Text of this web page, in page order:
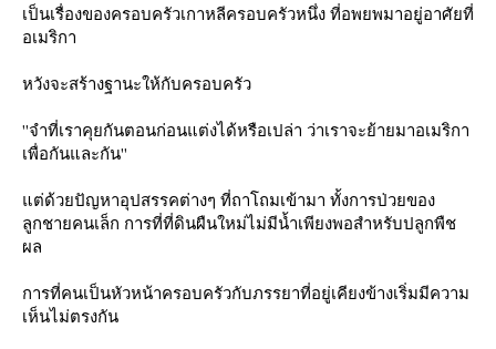
เป็นเรื่องของครอบครัวเกาหลีครอบครัวหนึ่ง ที่อพยพมาอยู่อาศัยที่
อเมริกา
หวังจะสร้างฐานะให้กับครอบครัว
''จำที่เราคุยกันตอนก่อนแต่งได้หรือเปล่า ว่าเราจะย้ายมาอเมริกา
เพื่อกันและกัน''
ต่ด้วยปัญหาอุปสรรคต่างๆ ที่ถาโถมเข้ามา ทั้งการป่วยของ
ลูกชายคนเล็ก การที่ที่ดินผืนใหม่ไม่มีน้ำเพียงพอสำหรับปลูกพืช
ผล
การที่คนเป็นหัวหน้าครอบครัวกับภรรยาที่อยู่เคียงข้างเริ่มมีความ
เห็นไม่ตรงกัน